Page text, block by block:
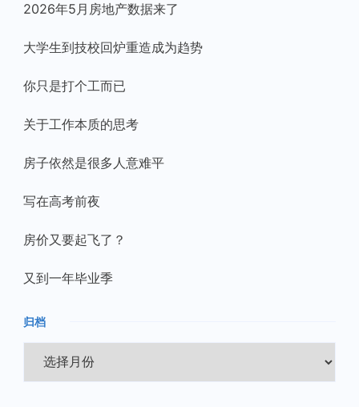
2026年5月房地产数据来了
大学生到技校回炉重造成为趋势
你只是打个工而已
关于工作本质的思考
房子依然是很多人意难平
写在高考前夜
房价又要起飞了？
又到一年毕业季
归档
档